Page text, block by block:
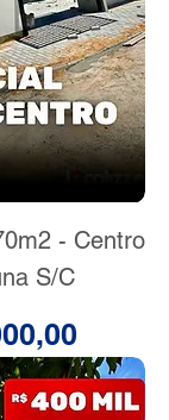
- Centro
S/C